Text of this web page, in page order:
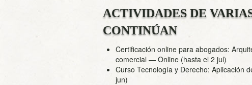
ACTIVIDADES DE
CONTINÚAN
Certificación online para abogados:
comercial — Online (hasta el 2 jul)
Curso Tecnología y Derecho: Aplicación
jun)